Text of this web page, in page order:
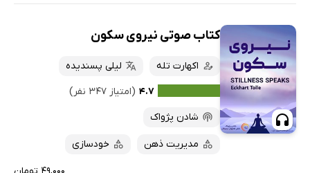
کتاب صوتی نیروی سکون
اکهارت تله
لیلی پسندیده
۴.۷ (امتیاز ۳۴۷ نفر)
شادن پژواک
مدیریت ذهن خودسازی